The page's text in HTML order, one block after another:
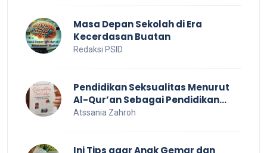
Masa Depan Sekolah di Era
Kecerdasan Buatan
Redaksi PSID
Pendidikan Seksualitas Menurut
Al-Qur’an Sebagai Pendidikan
Dalam Keluarga
Atssania Zahroh